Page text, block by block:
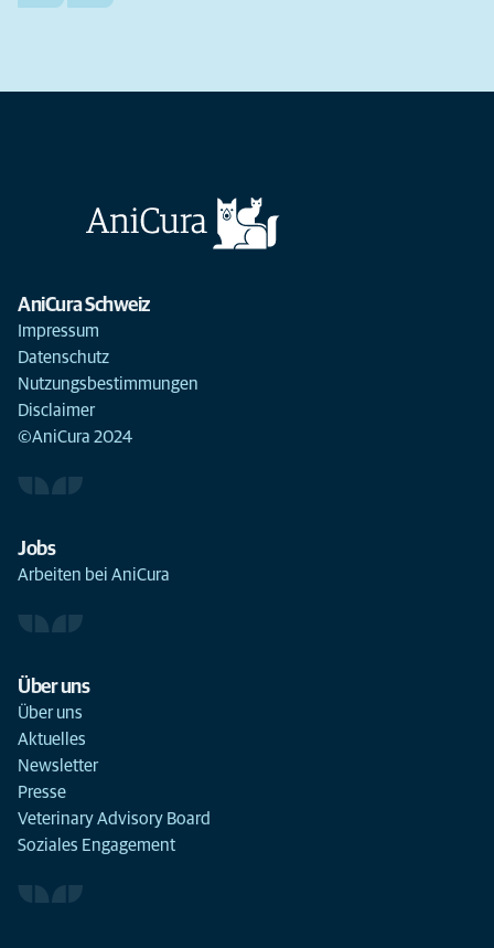
AniCura Schweiz
Impressum
Datenschutz
Nutzungsbestimmungen
Disclaimer
©AniCura 2024
Jobs
Arbeiten bei AniCura
Über uns
Über uns
Aktuelles
Newsletter
Presse
Veterinary Advisory Board
Soziales Engagement